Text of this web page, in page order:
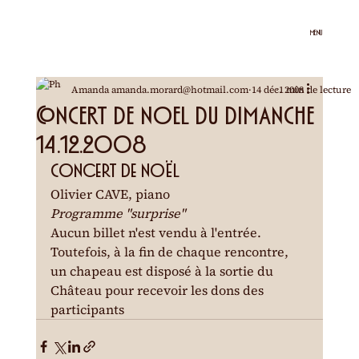
MENU
CONCERT DE NOEL DU DIMANCHE
14.12.2008
Amanda amanda.morard@hotmail.com 14 déc. 20081 min de lecture
Concert de Noël
Olivier CAVE, piano
Programme "surprise"
Aucun billet n'est vendu à l'entrée.
Toutefois, à la fin de chaque rencontre,
un chapeau est disposé à la sortie du
Château pour recevoir les dons des
participants